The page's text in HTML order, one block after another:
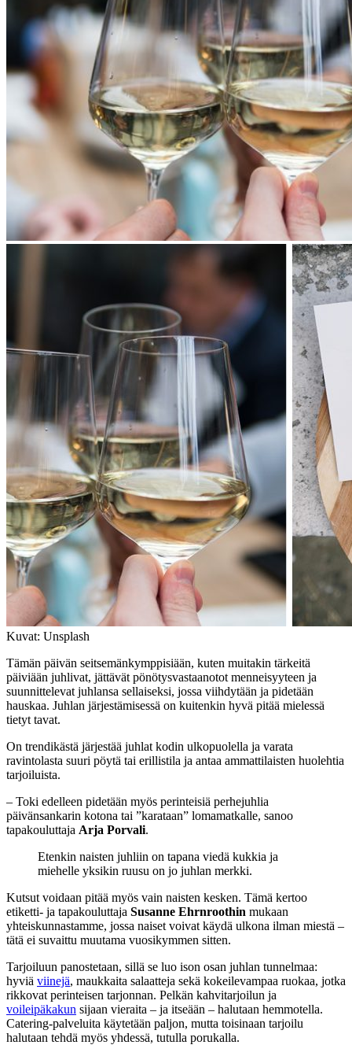
Kuvat: Unsplash
Tämän päivän seitsemänkymppisiään, kuten muitakin tärkeitä
päiviään juhlivat, jättävät pönötysvastaanotot menneisyyteen ja
suunnittelevat juhlansa sellaiseksi, jossa viihdytään ja pidetään
hauskaa. Juhlan järjestämisessä on kuitenkin hyvä pitää mielessä
tietyt tavat.
On trendikästä järjestää juhlat kodin ulkopuolella ja varata
ravintolasta suuri pöytä tai erillistila ja antaa ammattilaisten huolehtia
tarjoiluista.
– Toki edelleen pidetään myös perinteisiä perhejuhlia
päivänsankarin kotona tai ”karataan” lomamatkalle, sanoo
tapakouluttaja Arja Porvali.
Etenkin naisten juhliin on tapana viedä kukkia ja
miehelle yksikin ruusu on jo juhlan merkki.
Kutsut voidaan pitää myös vain naisten kesken. Tämä kertoo
etiketti- ja tapakouluttaja Susanne Ehrnroothin mukaan
yhteiskunnastamme, jossa naiset voivat käydä ulkona ilman miestä –
tätä ei suvaittu muutama vuosikymmen sitten.
Tarjoiluun panostetaan, sillä se luo ison osan juhlan tunnelmaa:
hyviä viinejä, maukkaita salaatteja sekä kokeilevampaa ruokaa, jotka
rikkovat perinteisen tarjonnan. Pelkän kahvitarjoilun ja
voileipäkakun sijaan vieraita – ja itseään – halutaan hemmotella.
Catering-palveluita käytetään paljon, mutta toisinaan tarjoilu
halutaan tehdä myös yhdessä, tutulla porukalla.